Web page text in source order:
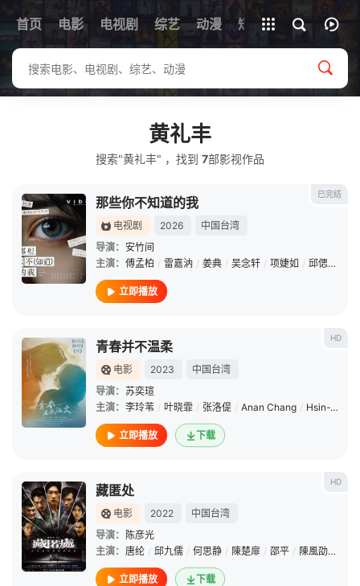
首页 电影 电视剧 综艺 动漫 短剧
全部影片
黄礼丰
搜索"黄礼丰" ，找到 7部影视作品
已完结
那些你不知道的我
电视剧 2026
中国台湾
导演： 安竹间
主演： 傅孟柏 / 雷嘉汭 / 姜典 / 吴念轩 / 项婕如 / 邱偲琹
立即播放
HD
青春并不温柔
电影 2023
中国台湾
导演： 苏奕瑄
主演： 李玲苇 / 叶晓霏 / 张洛偍 / Anan Chang / Hsin-Tai Chen
立即播放 下载
HD
藏匿处
电影 2022
中国台湾
导演：
陈彦光
主演： 唐纶 / 邱九儒 / 何思静 / 陳楚扉 / 邵平 / 陳風劭 /
立即播放 下载